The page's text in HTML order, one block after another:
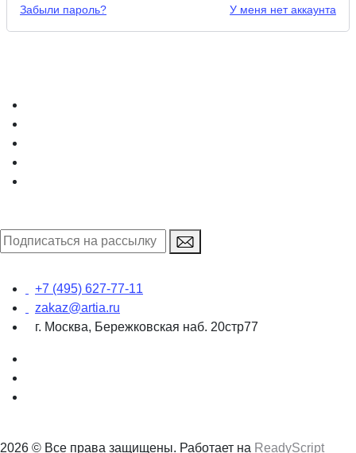
Забыли пароль? У меня нет аккаунта
+7 (495) 627-77-11
zakaz@artia.ru
г. Москва, Бережковская наб. 20стр77
2026 © Все права защищены. Работает на ReadyScript